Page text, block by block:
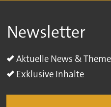
Newsletter
Aktuelle News &
Exklusive Inhalte